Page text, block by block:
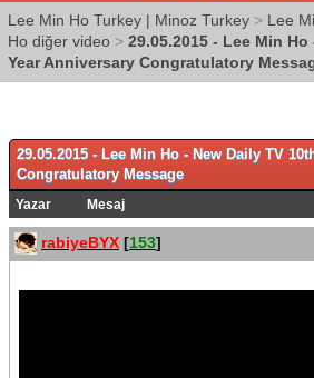
Lee Min Ho Turkey | Minoz Turkey > Lee
Ho diğer video > 29.05.2015 - Lee Min
Year Anniversary Congratulatory
29.05.2015 - Lee Min Ho - New Daily TV
Congratulatory Message
Yazar Mesaj
rabiyeBYX [153]